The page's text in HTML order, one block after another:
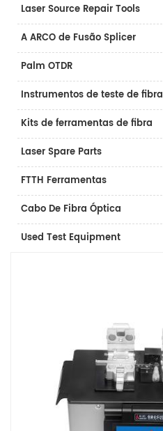
Laser Source Repair Tools
A ARCO de Fusão Splicer
Palm OTDR
Instrumentos de teste de fibra
Kits de ferramentas de fibra
Laser Spare Parts
FTTH Ferramentas
Cabo De Fibra Óptica
Used Test Equipment